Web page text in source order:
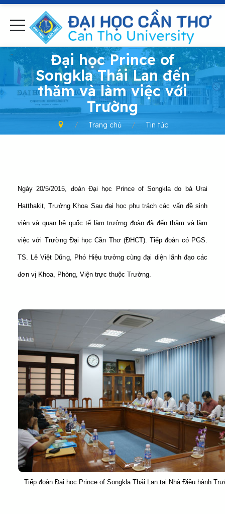
-
Đại học Prince of
Songkla Thái Lan đến
thăm và làm việc với
Trường
Trang chủ Tin tức
Ngày 20/5/2015, đoàn Đại học Prince of Songkla do bà Urai
Hatthakit, Trưởng Khoa Sau đại học phụ trách các vấn đề sinh
viên và quan hệ quốc tế làm trưởng đoàn đã đến thăm và làm
việc với Trường Đại học Cần Thơ (ĐHCT). Tiếp đoàn có PGS.
TS. Lê Việt Dũng, Phó Hiệu trưởng cùng đại diện lãnh đạo các
đơn vị Khoa, Phòng, Viện trực thuộc Trường.
Tiếp đoàn Đại học Prince of Songkla Thái Lan tại Nhà Điều hành